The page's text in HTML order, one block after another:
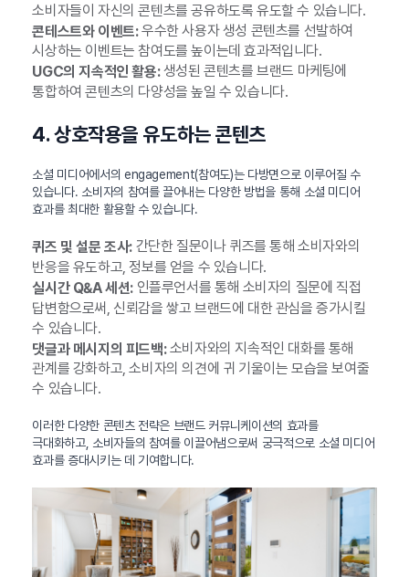
소비자들이 자신의 콘텐츠를 공유하도록 유도할 수 있습니다.
콘테스트와 이벤트:우수한 사용자 생성 콘텐츠를 선발하여
시상하는 이벤트는 참여도를 높이는데 효과적입니다.
UGC의 지속적인 활용:생성된 콘텐츠를 브랜드 마케팅에
통합하여 콘텐츠의 다양성을 높일 수 있습니다.
4. 상호작용을 유도하는 콘텐츠
소셜 미디어에서의 engagement(참여도)는 다방면으로 이루어질 수
있습니다. 소비자의 참여를 끌어내는 다양한 방법을 통해 소셜 미디어
효과를 최대한 활용할 수 있습니다.
퀴즈 및 설문 조사:간단한 질문이나 퀴즈를 통해 소비자와의
반응을 유도하고, 정보를 얻을 수 있습니다.
실시간 Q&A 세션:인플루언서를 통해 소비자의 질문에 직접
답변함으로써, 신뢰감을 쌓고 브랜드에 대한 관심을 증가시킬
수 있습니다.
댓글과 메시지의 피드백:소비자와의 지속적인 대화를 통해
관계를 강화하고, 소비자의 의견에 귀 기울이는 모습을 보여줄
수 있습니다.
이러한 다양한 콘텐츠 전략은 브랜드 커뮤니케이션의 효과를
극대화하고, 소비자들의 참여를 이끌어냄으로써 궁극적으로 소셜 미디어
효과를 증대시키는 데 기여합니다.